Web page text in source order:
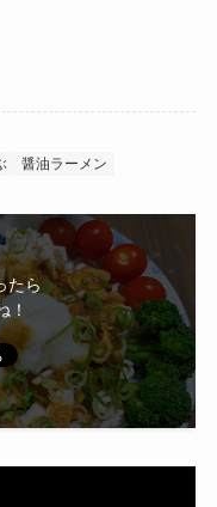
醤油ラーメン
たら
！